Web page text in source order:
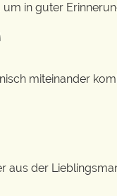
in guter
miteinander
aus der